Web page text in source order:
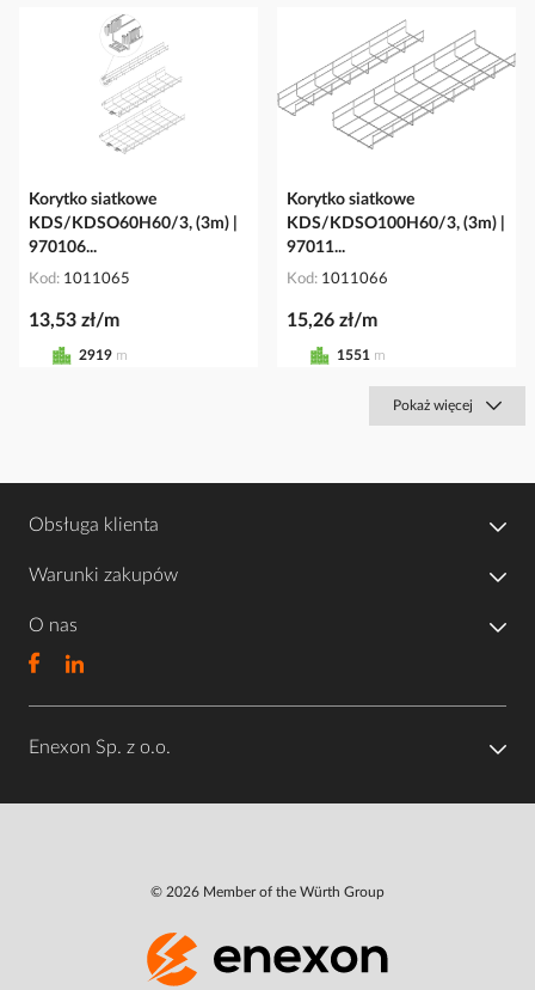
Korytko siatkowe
KDS/KDSO60H60/3, (3m) |
970106...
Kod 1011065
13,53 zł/m
2919 m
Korytko siatkowe
KDS/KDSO100H60/3, (3m) |
97011...
Kod 1011066
15,26 zł/m
1551 m
Pokaż więcej
Obsługa klienta
Warunki zakupów
O nas
Enexon Sp. z o.o.
© 2026 Member of the Würth Group